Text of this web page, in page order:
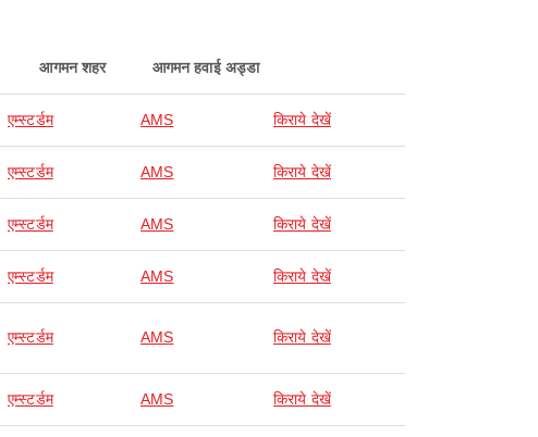
आगमन शहर आगमन हवाई अड्डा
एम्स्टर्डम AMS किराये देखें
एम्स्टर्डम AMS किराये देखें
एम्स्टर्डम AMS किराये देखें
एम्स्टर्डम AMS किराये देखें
एम्स्टर्डम AMS किराये देखें
एम्स्टर्डम AMS किराये देखें